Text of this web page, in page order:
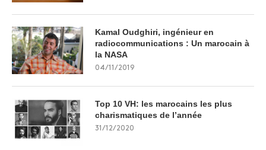
Kamal Oudghiri, ingénieur en
radiocommunications : Un marocain à
la NASA
04/11/2019
Top 10 VH: les marocains les plus
charismatiques de l’année
31/12/2020